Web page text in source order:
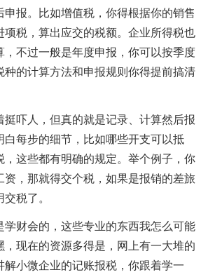
申报。比如增值税，你得根据你的销售
项税，算出应交的税额。企业所得税也
，不过一般是年度申报，你可以按季度
种的计算方法和申报规则你得提前搞清
挺吓人，但真的就是记录、计算然后报
白每步的细节，比如哪些开支可以抵
，这些都有明确的规定。举个例子，你
资，那就得交个税，如果是报销的差旅
税了。
学财会的，这些专业的东西我怎么可能
，现在的资源多得是，网上有一大堆的
解小微企业的记账报税，你跟着学一